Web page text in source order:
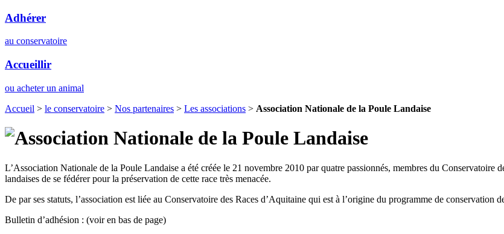
Adhérer
au conservatoire
Accueillir
ou acheter un animal
Accueil > le conservatoire > Nos partenaires > Les associations > Association Nationale de la Poule Landaise
L’Association Nationale de la Poule Landaise a été créée le 21 novembre 2010 par quatre passionnés, membres du Conservatoire
landaises de se fédérer pour la préservation de cette race très menacée.
De par ses statuts, l’association est liée au Conservatoire des Races d’Aquitaine qui est à l’origine du programme de conservation
Bulletin d’adhésion : (voir en bas de page)